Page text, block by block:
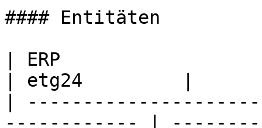
#### Entitäten
| ERP
| etg24         |
|
------------ |